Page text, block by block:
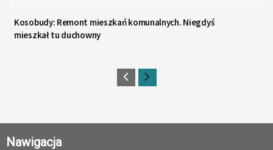
Kosobudy: Remont mieszkań komunalnych. Niegdyś
mieszkał tu duchowny
Nawigacja